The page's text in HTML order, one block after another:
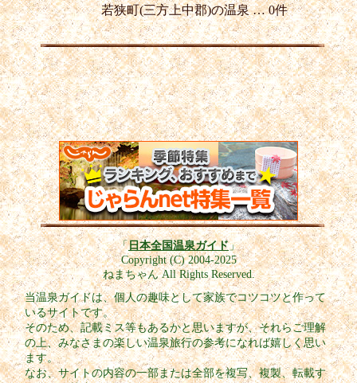
若狭町(三方上中郡)の温泉 … 0件
「日本全国温泉ガイド」
Copyright (C) 2004-2025
ねまちゃん All Rights Reserved.
当温泉ガイドは、個人の趣味として家族でコツコツと作って
いるサイトです。
そのため、記載ミス等もあるかと思いますが、それらご理解
の上、みなさまの楽しい温泉旅行の参考になれば嬉しく思い
ます。
なお、サイトの内容の一部または全部を複写、複製、転載す